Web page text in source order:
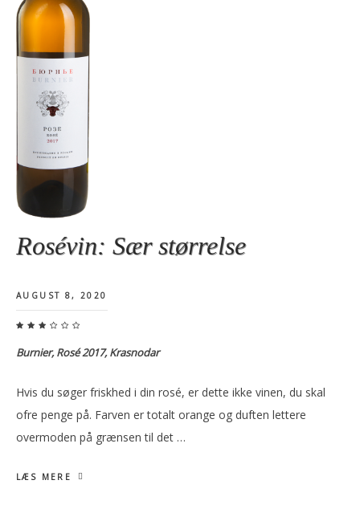
Rosévin: Sær størrelse
AUGUST 8, 2020
Burnier, Rosé 2017, Krasnodar
Hvis du søger friskhed i din rosé, er dette ikke vinen, du skal
ofre penge på. Farven er totalt orange og duften lettere
overmoden på grænsen til det …
LÆS MERE